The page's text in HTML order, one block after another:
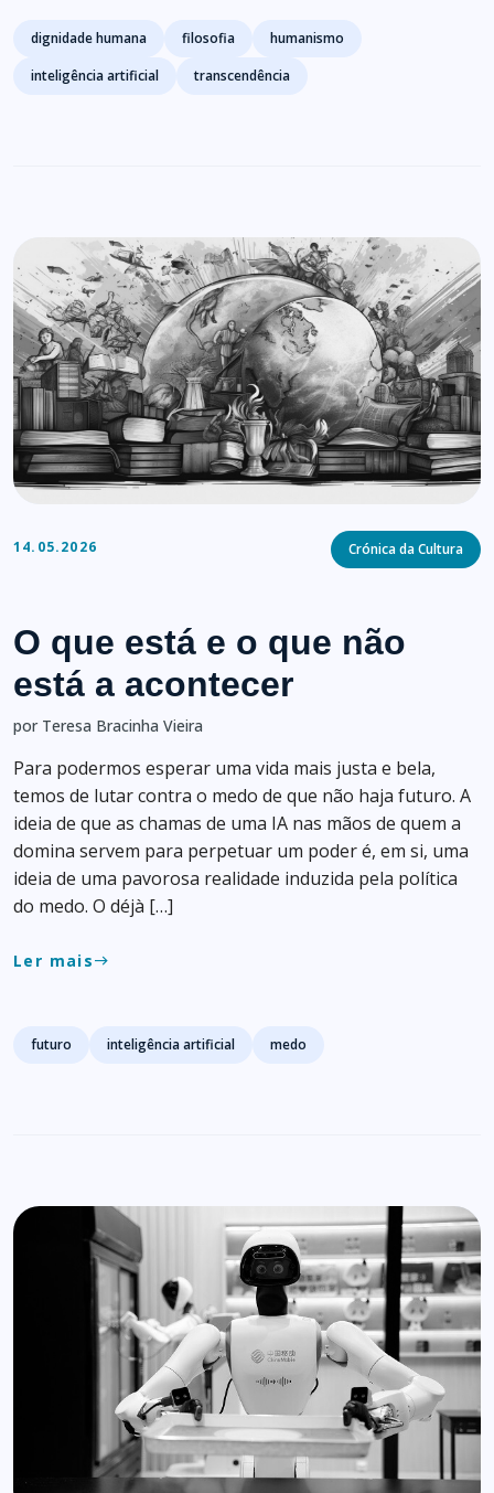
Tags
dignidade humana filosofia
humanismo
inteligência artificial
transcendência
14.05.2026 Categories
Crónica da Cultura
O que está e o que não
está a acontecer
por Teresa Bracinha Vieira
Para podermos esperar uma vida mais justa e bela,
temos de lutar contra o medo de que não haja futuro. A
ideia de que as chamas de uma IA nas mãos de quem a
domina servem para perpetuar um poder é, em si, uma
ideia de uma pavorosa realidade induzida pela política
do medo. O déjà […]
Ler maiseast
Tags
futuro inteligência artificial medo